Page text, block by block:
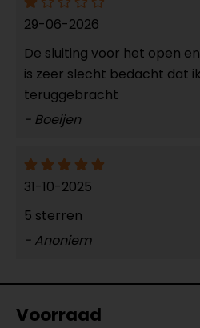
29-06-2026
De sluiting voor het open
is zeer slecht bedacht dat
teruggebracht
- Boeijen
31-10-2025
5 sterren
- Anoniem
Voorraad